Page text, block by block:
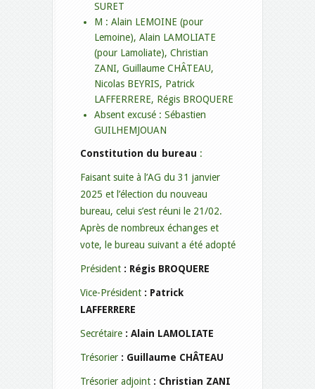
SURET
M : Alain LEMOINE (pour
Lemoine), Alain LAMOLIATE
(pour Lamoliate), Christian
ZANI, Guillaume CHÂTEAU,
Nicolas BEYRIS, Patrick
LAFFERRERE, Régis BROQUERE
Absent excusé : Sébastien
GUILHEMJOUAN
Constitution du bureau :
Faisant suite à l’AG du 31 janvier
2025 et l’élection du nouveau
bureau, celui s’est réuni le 21/02.
Après de nombreux échanges et
vote, le bureau suivant a été adopté
Président : Régis BROQUERE
Vice-Président : Patrick
LAFFERRERE
Secrétaire : Alain LAMOLIATE
Trésorier : Guillaume CHÂTEAU
Trésorier adjoint : Christian ZANI